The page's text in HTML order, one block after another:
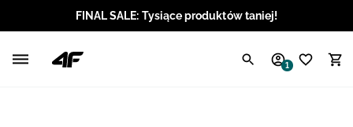
FINAL SALE: Tysiące produktów taniej!
1